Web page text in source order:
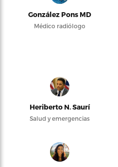
González Pons MD
Médico radiólogo
Heriberto N. Saurí
Salud y emergencias